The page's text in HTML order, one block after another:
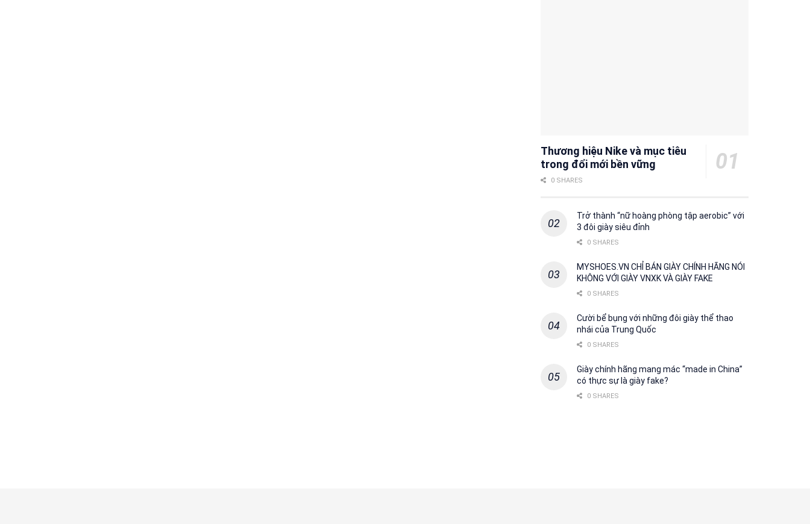
Thương hiệu Nike và mục tiêu
trong đổi mới bền vững
0 SHARES
Trở thành “nữ hoàng phòng tập aerobic” với
3 đôi giày siêu đỉnh
0 SHARES
MYSHOES.VN CHỈ BÁN GIÀY CHÍNH HÃNG NÓI
KHÔNG VỚI GIÀY VNXK VÀ GIÀY FAKE
0 SHARES
Cười bể bụng với những đôi giày thể thao
nhái của Trung Quốc
0 SHARES
Giày chính hãng mang mác “made in China”
có thực sự là giày fake?
0 SHARES